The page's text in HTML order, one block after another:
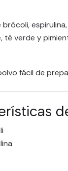
brócoli,
té verde y
fácil de